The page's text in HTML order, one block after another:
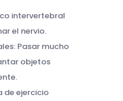
intervertebral
el nervio.
Pasar mucho
objetos
de ejercicio